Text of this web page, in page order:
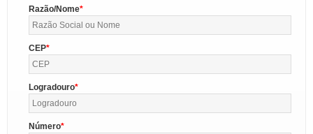
Razão/Nome
CEP
Logradouro
Número